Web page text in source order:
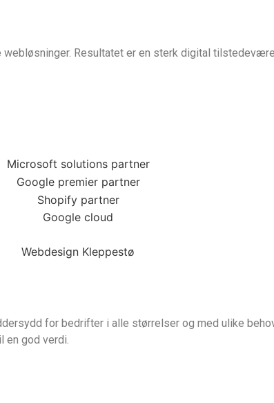
Resultatet er en sterk digital
for bedrifter i alle størrelser og med ulike
en god verdi.